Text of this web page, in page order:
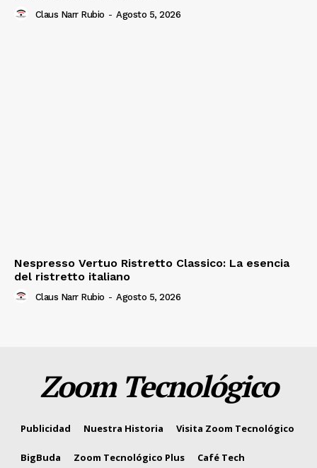
Claus Narr Rubio - Agosto 5, 2026
Nespresso Vertuo Ristretto Classico: La esencia
del ristretto italiano
Claus Narr Rubio - Agosto 5, 2026
Zoom Tecnológico
Publicidad Nuestra Historia Visita Zoom Tecnológico
BigBuda Zoom Tecnológico Plus Café Tech